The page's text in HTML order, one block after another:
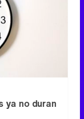
ya no duran